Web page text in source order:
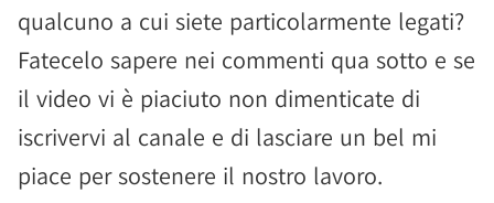
qualcuno a cui siete particolarmente legati?
Fatecelo sapere nei commenti qua sotto e se
il video vi è piaciuto non dimenticate di
iscrivervi al canale e di lasciare un bel mi
piace per sostenere il nostro lavoro.